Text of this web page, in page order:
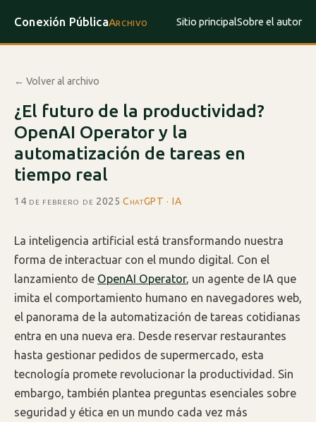
Conexión PúblicaArchivo Sitio principalSobre el autor
← Volver al archivo
¿El futuro de la productividad?
OpenAI Operator y la
automatización de tareas en
tiempo real
14 de febrero de 2025·ChatGPT · IA
La inteligencia artificial está transformando nuestra
forma de interactuar con el mundo digital. Con el
lanzamiento de OpenAI Operator, un agente de IA que
imita el comportamiento humano en navegadores web,
el panorama de la automatización de tareas cotidianas
entra en una nueva era. Desde reservar restaurantes
hasta gestionar pedidos de supermercado, esta
tecnología promete revolucionar la productividad. Sin
embargo, también plantea preguntas esenciales sobre
seguridad y ética en un mundo cada vez más